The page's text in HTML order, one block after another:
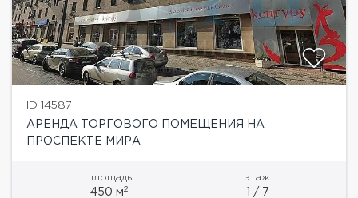
ID 14587
АРЕНДА ТОРГОВОГО ПОМЕЩЕНИЯ НА
ПРОСПЕКТЕ МИРА
площадь
450 м2
этаж
1 / 7